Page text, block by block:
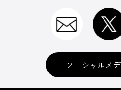
ソーシャルメ